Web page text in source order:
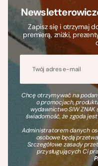
Zapisz się i otrzymaj
premierą, zniżki,
Chcę otrzymywać na
o promocjach,
wydawnictwo SIW ZNAK
świadomość, że zgoda
Administratorem danych
osobowe będą
Szczegółowe zasady
przysługujących Ci